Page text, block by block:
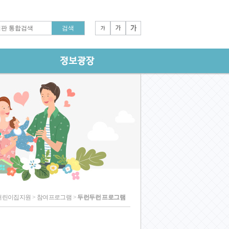
린이집지원 > 참여프로그램 > 두런두런 프로그램